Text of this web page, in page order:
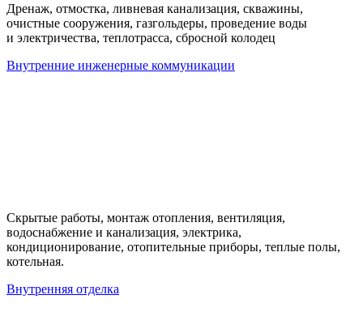
Дренаж, отмостка, ливневая канализация, скважины,
очистные сооружения, газгольдеры, проведение воды
и электричества, теплотрасса, сбросной колодец
Внутренние инженерные коммуникации
Скрытые работы, монтаж отопления, вентиляция,
водоснабжение и канализация, электрика,
кондиционирование, отопительные приборы, теплые полы,
котельная.
Внутренняя отделка